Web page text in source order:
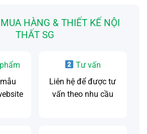
HÀNG & THIẾT KẾ NỘI
THẤT SG
Tư vấn
Liên hệ để được tư
vấn theo nhu cầu